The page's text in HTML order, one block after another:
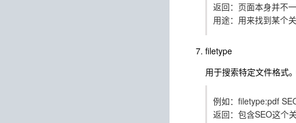
返回：页面本身并不
用途：用来找到某个
filetype
用于搜索特定文件格式
例如：filetype:pdf
返回：包含SEO这个